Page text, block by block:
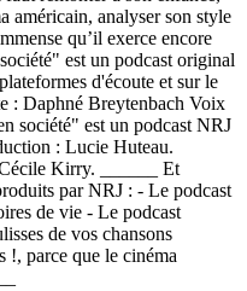
américain, analyser son style
qu’il exerce encore
est un podcast original
d'écoute et sur le
: Daphné Breytenbach Voix
société" est un podcast NRJ
: Lucie Huteau.
Kirry. ______ Et
par NRJ : - Le podcast
de vie - Le podcast
de vos chansons
!, parce que le cinéma